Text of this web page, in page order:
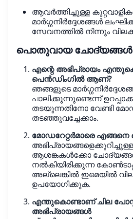
ആവർത്തിച്ചുള്ള
മാർഗ്ഗനിർദ്ദേശങ്ങൾ
സേവനത്തിൽ നിന്നും
പൊതുവായ ചോദ്യങ്ങൾ
എന്റെ അഭിപ്രായം
പെൻഡിംഗിൽ ആണ്?
ഞങ്ങളുടെ
പാലിക്കുന്നുണ്ടെന്ന്
തടയുന്നതിനോ വേണ്ടി
തടഞ്ഞുവച്ചേക്കാം.
മോഡറേറ്റർമാരെ എങ്ങനെ
ആശങ്കകൾക്കോ
നൽകിയിരിക്കുന്ന
അല്ലെങ്കിൽ ഇമെയിൽ
ഉപയോഗിക്കുക.
എന്തുകൊണ്ടാണ് ചില
അഭിപ്രായങ്ങൾ